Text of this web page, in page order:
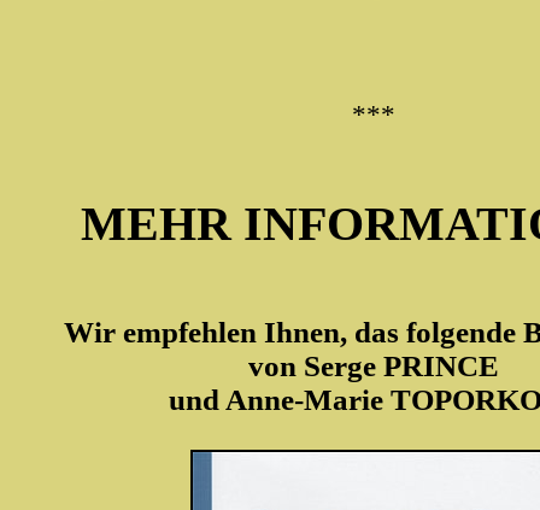
***
MEHR
Wir empfehlen Ihnen, das folgende
von Serge PRINCE
und Anne-Marie